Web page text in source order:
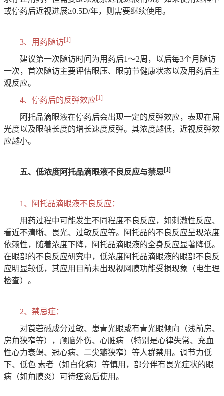
或停药后近视进展≥0.5D/年，则需要继续使用。
3、用药随访[1]
建议第一次随访时间为用药后1～2周，以后每3个月随访
一次，首次随访主要评估眼压、眼前节健康状态以及用药后主
观反应。
4、停药后的反弹效应[1]
阿托品滴眼液在停药后会出现一定的反弹效应，表现在屈
光度以及眼轴长度的增长速度反弹。其浓度越低，近视反弹效
应越小。
五、低浓度阿托品滴眼液不良反应与禁忌[1]
1、阿托品滴眼液不良反应：
用药过程中可能发生不同程度不良反应，如刺激性反应、
看近不清晰、畏光、过敏反应等。阿托品的不良反应呈现浓度
依赖性，随着浓度下降，阿托品滴眼液的全身反应显著降低。
在眼部的不良反应研究中，低浓度阿托品滴眼液的眼部不良反
应明显较低，其应用目前未出现视网膜功能受损现象（电生理
检查）。
2、禁忌症：
对莨菪碱成分过敏、患青光眼或有青光眼倾向（浅前房、
房角狭窄等），颅脑外伤、心脏病 （特别是心律失常、充血
性心力衰竭、冠心病、二尖瓣狭窄）等人群禁用。调节力低
下、低色 素者（如白化病）等慎用，部分伴有畏光症状的眼
病（如角膜炎）可待痊愈后使用。